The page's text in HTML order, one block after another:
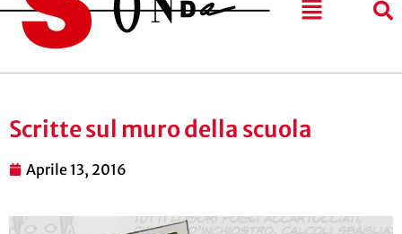
Scritte sul muro della scuola
Aprile 13, 2016